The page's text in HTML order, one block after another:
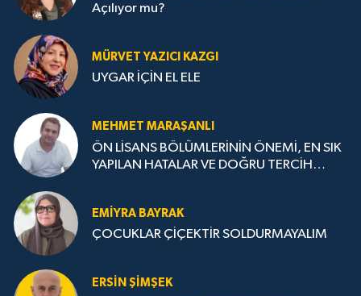
Açılıyor mu?
MÜRVET YAZICI KAZGI
UYGAR İÇİN EL ELE
MEHMET MARAŞANLI
ÖN LİSANS BÖLÜMLERİNİN ÖNEMİ, EN SIK
YAPILAN HATALAR VE DOĞRU TERCİH
EMIYRA BAYRAK
ÇOCUKLAR ÇİÇEKTİR SOLDURMAYALIM
ERSIN ŞIMŞEK